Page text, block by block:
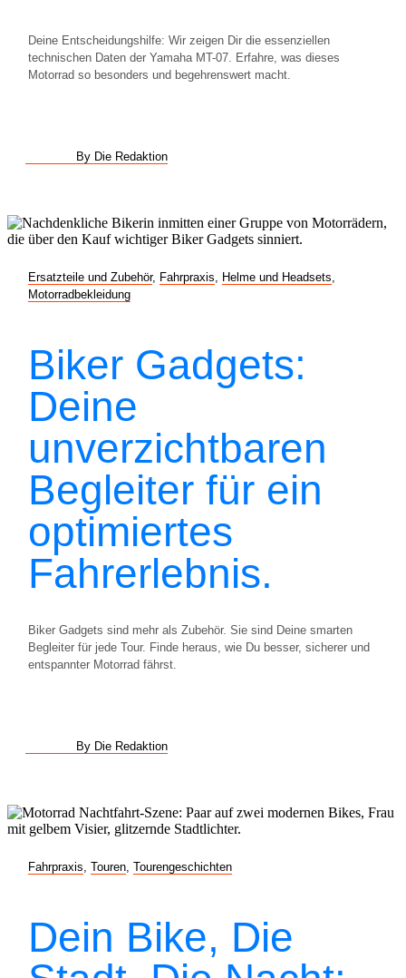
Deine Entscheidungshilfe: Wir zeigen Dir die essenziellen
technischen Daten der Yamaha MT-07. Erfahre, was dieses
Motorrad so besonders und begehrenswert macht.
By Die Redaktion
Ersatzteile und Zubehör, Fahrpraxis Helme und Headsets
Motorradbekleidung
Biker Gadgets:
Deine
unverzichtbaren
Begleiter für ein
optimiertes
Fahrerlebnis.
Biker Gadgets sind mehr als Zubehör. Sie sind Deine smarten
Begleiter für jede Tour. Finde heraus, wie Du besser, sicherer und
entspannter Motorrad fährst.
By Die Redaktion
Fahrpraxis Touren Tourengeschichten
Dein Bike, Die